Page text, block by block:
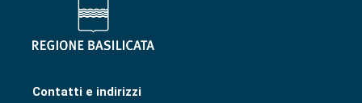
Contatti e indirizzi